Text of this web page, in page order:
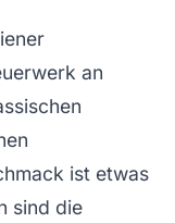
an
ist etwas
sind die